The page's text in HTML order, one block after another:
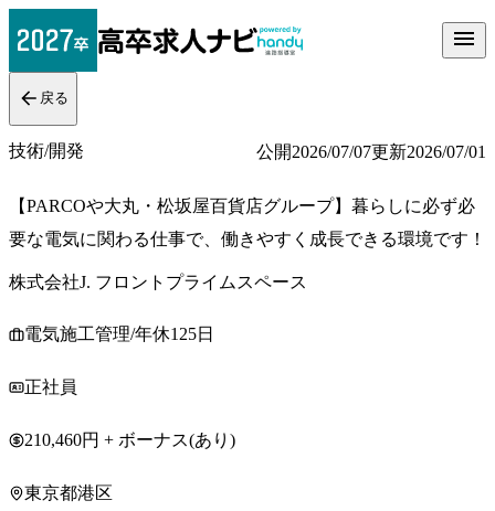
戻る
技術/開発 公開2026/07/07更新2026/07/01
【PARCOや大丸・松坂屋百貨店グループ】暮らしに必ず必
要な電気に関わる仕事で、働きやすく成長できる環境です！
株式会社J. フロントプライムスペース
電気施工管理/年休125日
正社員
210,460円 + ボーナス(あり)
東京都港区